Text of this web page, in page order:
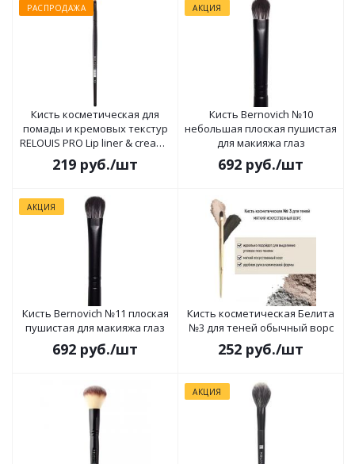
РАСПРОДАЖА
Кисть косметическая для
помады и кремовых текстур
RELOUIS PRO Lip liner & creamy
textures brush №13
219 руб./шт
АКЦИЯ
Кисть Bernovich №10
небольшая плоская пушистая
для макияжа глаз
692 руб./шт
АКЦИЯ
Кисть Bernovich №11 плоская
пушистая для макияжа глаз
692 руб./шт
Кисть косметическая Белита
№3 для теней обычный ворс
252 руб./шт
АКЦИЯ